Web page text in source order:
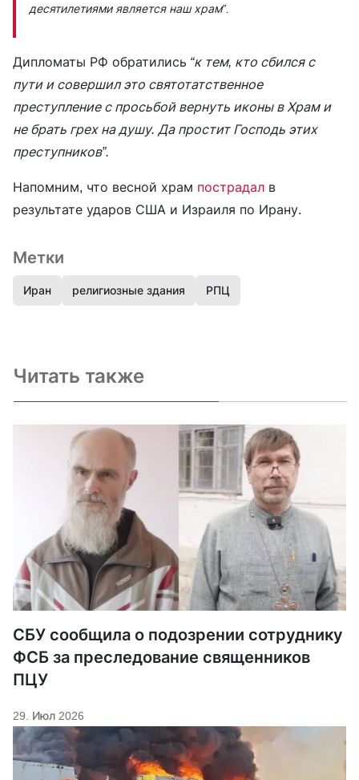
десятилетиями является наш храм”.
Дипломаты РФ обратились “к тем, кто сбился с
пути и совершил это святотатственное
преступление с просьбой вернуть иконы в Храм и
не брать грех на душу. Да простит Господь этих
преступников”.
Напомним, что весной храм пострадал в
результате ударов США и Израиля по Ирану.
Метки
Иран религиозные здания РПЦ
Читать также
СБУ сообщила о подозрении сотруднику
ФСБ за преследование священников
ПЦУ
29. Июл 2026